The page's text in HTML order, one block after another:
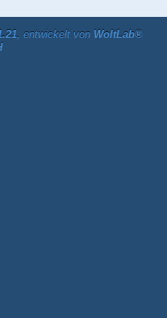
, entwickelt von WoltLab®